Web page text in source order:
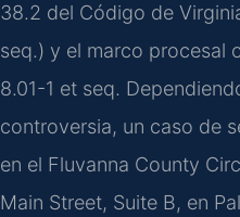
38.2 del Código de
seq.) y el marco procesal
8.01-1 et seq.
controversia, un caso de
en el Fluvanna County
Main Street, Suite B, en